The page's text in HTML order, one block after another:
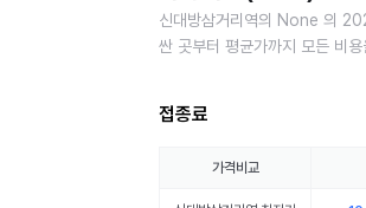
신대방삼거리역의 None 의
싼 곳부터 평균가까지 모든 비
접종료
가격비교